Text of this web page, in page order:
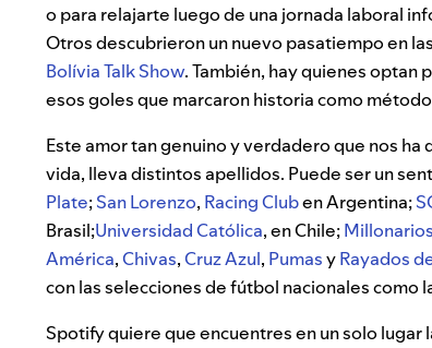
o para relajarte luego de una jornada laboral
Otros descubrieron un nuevo pasatiempo en
Bolívia Talk Show. También, hay quienes optan
esos goles que marcaron historia como
Este amor tan genuino y verdadero que nos
vida, lleva distintos apellidos. Puede ser un
Plate;San Lorenzo, Racing Cluben Argentina;
Brasil;Universidad Católica, en Chile;
América,Chivas,Cruz Azul, PumasyRayados
con las selecciones de fútbol nacionales como
Spotify quiere que encuentres en un solo